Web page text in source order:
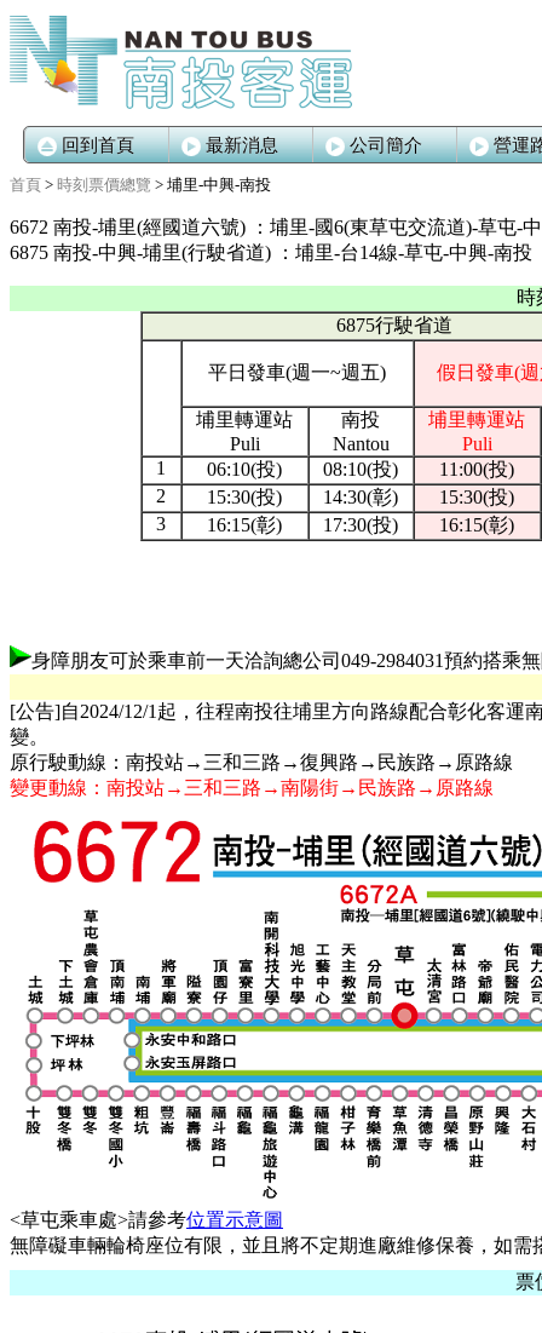
回到首頁 最新消息 公司簡介 營運
首頁 > 時刻票價總覽 > 埔里-中興-南投
6672 南投-埔里(經國道六號) ：埔里-國6(東草屯交流道)-草屯-
6875 南投-中興-埔里(行駛省道) ： 埔里-台14線-草屯-中興-南投
時
6875行駛省道
平日發車(週一~週五) 假日發車(
埔里轉運站
Puli
南投
Nantou
埔里轉運站
Puli
1
06:10(投) 08:10(投)
11:00(投)
2
15:30(投) 14:30(彰)
15:30(投)
3
16:15(彰) 17:30(投) 16:15(彰)
身障朋友可於乘車前一天洽詢總公司 049-2984031預約搭乘
[公告]自2024/12/1起，往程南投往埔里方向路線配合彰化客運
變。
原行駛動線：南投站→三和三路→復興路→民族路→原路線
變更動線：南投站→三和三路→南陽街→民族路→原路線
<草屯乘車處>請參考位置示意圖
無障礙車輛輪椅座位有限，並且將不定期進廠維修保養，如需
票